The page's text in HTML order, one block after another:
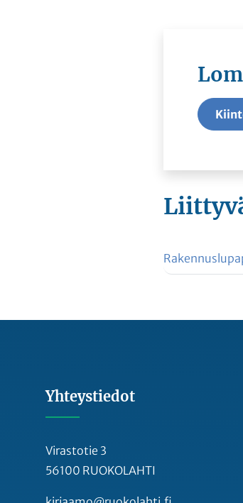
Yhteystiedot
Virastotie 3
56100 RUOKOLAHTI